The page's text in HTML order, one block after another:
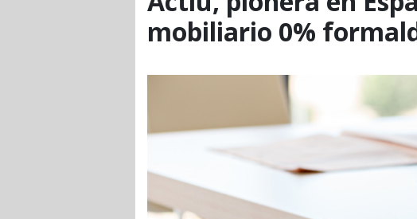
mobiliario 0%